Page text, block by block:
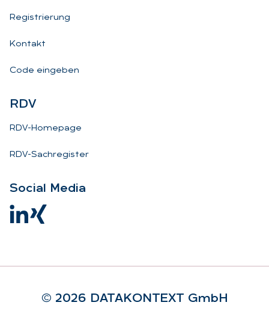
Registrierung
Kontakt
Code eingeben
RDV
RDV-Homepage
RDV-Sachregister
So­ci­al Me­dia
© 2026 DA­TA­KON­TEXT GmbH